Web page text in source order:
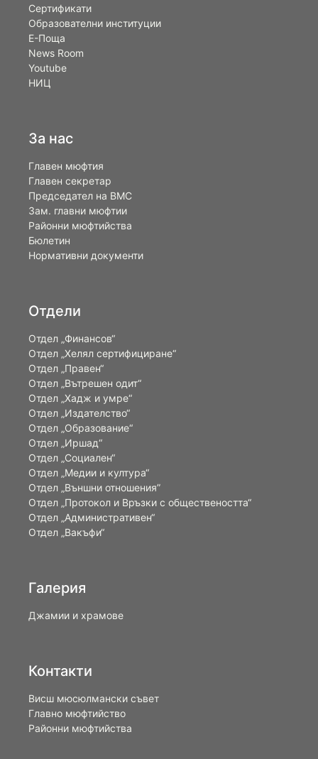
Сертификати
Образователни институции
Е-Поща
News Room
Youtube
НИЦ
За нас
Главен мюфтия
Главен секретар
Председател на ВМС
Зам. главни мюфтии
Районни мюфтийства
Бюлетин
Нормативни документи
Отдели
Отдел „Финансов“
Отдел „Хелял сертифициране“
Отдел „Правен“
Отдел „Вътрешен одит“
Отдел „Хадж и умре“
Отдел „Издателство“
Отдел „Образование“
Отдел „Иршад“
Отдел „Социален“
Отдел „Медии и култура“
Отдел „Външни отношения”
Oтдел „Протокол и Връзки с обществеността“
Отдел „Административен“
Отдел „Вакъфи“
Галерия
Джамии и храмове
Контакти
Висш мюсюлмански съвет
Главно мюфтийство
Районни мюфтийства